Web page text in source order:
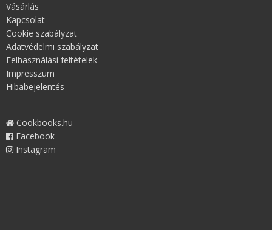
Vásárlás
Kapcsolat
Cookie szabályzat
Adatvédelmi szabályzat
Felhasználási feltételek
Impresszum
Hibabejelentés
Cookbooks.hu
Facebook
Instagram